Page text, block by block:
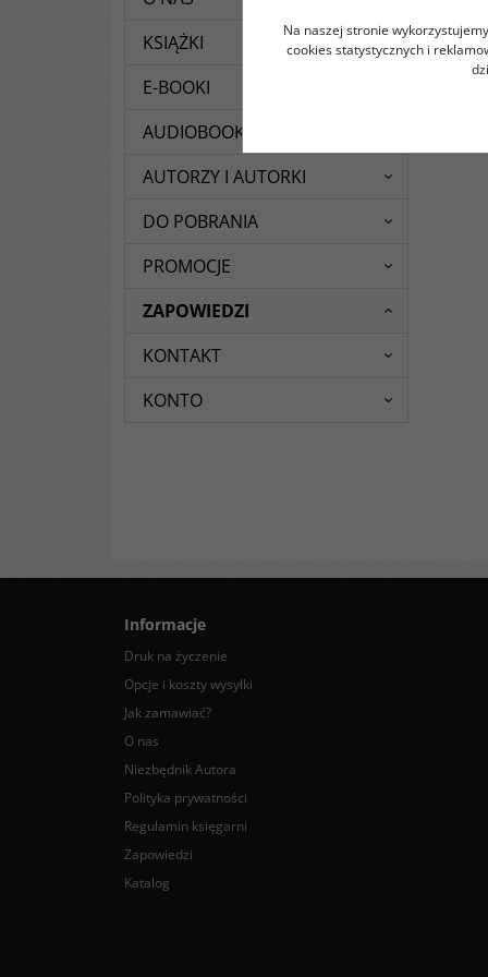
KSIĄŻKI
E-BOOKI
AUDIOBOOKI
AUTORZY I AUTORKI
DO POBRANIA
PROMOCJE
ZAPOWIEDZI
KONTAKT
KONTO
Informacje
Druk na życzenie
Opcje i koszty wysyłki
Jak zamawiać?
O nas
Niezbędnik Autora
Polityka prywatności
Regulamin księgarni
Zapowiedzi
Katalog
Na naszej stronie
cookies statystycznych i